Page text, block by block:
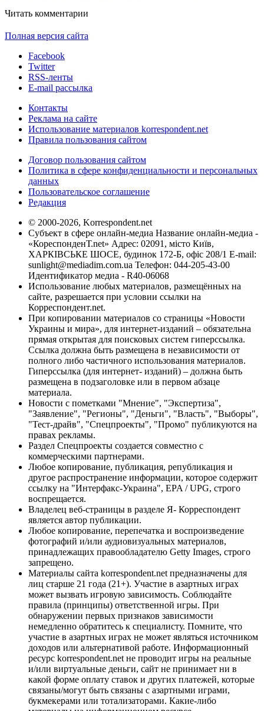
Читать комментарии
Полная версия сайта
Facebook
Twitter
RSS-ленты
E-mail рассылка
Контакты
Реклама на сайте
Использование материалов korrespondent.net
Правила пользования сайтом
Договор пользования сайтом
Политика в сфере конфиденциальности и персональных
данных
Пользовательское соглашение
Редакция
© 2000-2026, Korrespondent.net
Субъект в сфере онлайн-медиа Название онлайн-медиа -
«КореспонденТ.net» Адрес: 02091, місто Київ,
ХАРКІВСЬКЕ ШОСЕ, будинок 172-Б, офіс 208/1 E-mail:
sunlight@mediadim.com.ua Телефон: 044-205-43-00
Идентификатор медиа - R40-06068
Использование любых материалов, размещённых на
сайте, разрешается при условии ссылки на
Корреспондент.net.
При копировании материалов со страницы «Новости
Украины и мира», для интернет-изданий – обязательна
прямая открытая для поисковых систем гиперссылка.
Ссылка должна быть размещена в независимости от
полного либо частичного использования материалов.
Гиперссылка (для интернет- изданий) – должна быть
размещена в подзаголовке или в первом абзаце
материала.
Новости с пометками "Мнение", "Экспертиза",
"Заявление", "Регионы", "Деньги", "Власть", "Выборы",
"Тест-драйв", "Спецпроекты", "Промо" публикуются на
правах рекламы.
Раздел Спецпроекты создается совместно с
коммерческими партнерами.
Любое копирование, публикация, републикация и
другое распространение информации, которое содержит
ссылку на "Интерфакс-Украина", EPA / UPG, строго
воспрещается.
Владелец веб-страницы в разделе Я- Корреспондент
является автор публикации.
Любое копирование, перепечатка и воспроизведение
фотографий и/или аудиовизуальных материалов,
принадлежащих правообладателю Getty Images, строго
запрещено.
Материалы сайта korrespondent.net предназначены для
лиц старше 21 года (21+). Участие в азартных играх
может вызвать игровую зависимость. Соблюдайте
правила (принципы) ответственной игры. При
обнаружении первых признаков зависимости
немедленно обратитесь к специалисту. Помните, что
участие в азартных играх не может являться источником
доходов или альтернативой работе. Информационный
ресурс korrespondent.net не проводит игры на реальные
и/или виртуальные деньги, сайт не принимает ни в
какой форме оплату ставок и других платежей, которые
связаны/могут быть связаны с азартными играми,
букмекерами или тотализаторами. Какие-либо